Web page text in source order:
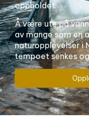
oppholdet.
Å være ute på
av mange som en
naturopplevelser i
tempoet senkes